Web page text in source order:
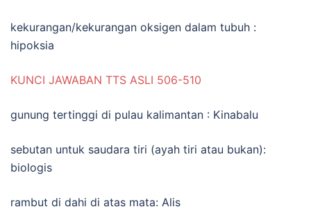
kekurangan/kekurangan oksigen dalam tubuh :
hipoksia
KUNCI JAWABAN TTS ASLI 506-510
gunung tertinggi di pulau kalimantan : Kinabalu
sebutan untuk saudara tiri (ayah tiri atau bukan):
biologis
rambut di dahi di atas mata: Alis